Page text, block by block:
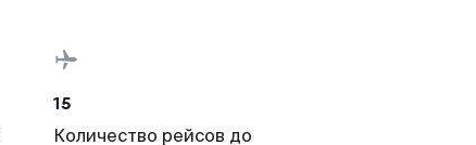
15
Количество рейсов до